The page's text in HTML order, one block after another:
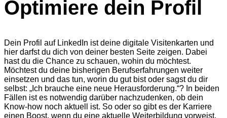
Optimiere dein Profil
Dein Profil auf LinkedIn ist deine digitale Visitenkarten und
hier darfst du dich von deiner besten Seite zeigen. Dabei
hast du die Chance zu schauen, wohin du möchtest.
Möchtest du deine bisherigen Berufserfahrungen weiter
einsetzen und das tun, worin du gut bist oder sagst du dir
selbst: „Ich brauche eine neue Herausforderung.“? In beiden
Fällen ist es notwendig darüber nachzudenken, ob dein
Know-how noch aktuell ist. So oder so gibt es der Karriere
einen Boost, wenn du eine aktuelle Weiterbildung vorweist.